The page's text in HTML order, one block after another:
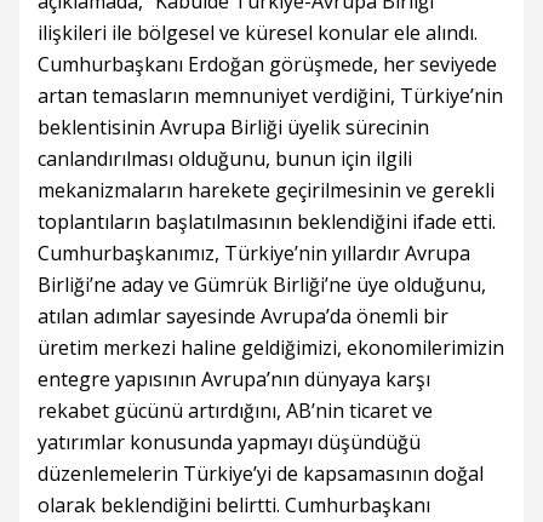
ilişkileri ile bölgesel ve küresel konular ele alındı.
Cumhurbaşkanı Erdoğan görüşmede, her seviyede
artan temasların memnuniyet verdiğini, Türkiye’nin
beklentisinin Avrupa Birliği üyelik sürecinin
canlandırılması olduğunu, bunun için ilgili
mekanizmaların harekete geçirilmesinin ve gerekli
toplantıların başlatılmasının beklendiğini ifade etti.
Cumhurbaşkanımız, Türkiye’nin yıllardır Avrupa
Birliği’ne aday ve Gümrük Birliği’ne üye olduğunu,
atılan adımlar sayesinde Avrupa’da önemli bir
üretim merkezi haline geldiğimizi, ekonomilerimizin
entegre yapısının Avrupa’nın dünyaya karşı
rekabet gücünü artırdığını, AB’nin ticaret ve
yatırımlar konusunda yapmayı düşündüğü
düzenlemelerin Türkiye’yi de kapsamasının doğal
olarak beklendiğini belirtti. Cumhurbaşkanı